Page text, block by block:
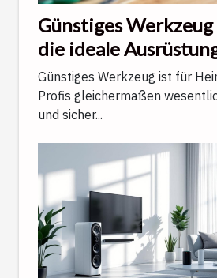
Günstiges
die ideale
reduzierten Preis
Günstiges Werkzeug ist für
Profis gleichermaßen
und sicher...